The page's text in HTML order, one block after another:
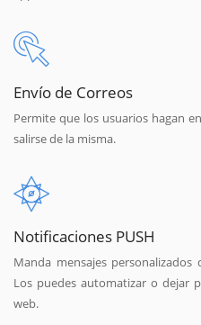
Envío de Correos
Permite que los usuarios hagan
salirse de la misma.
Notificaciones PUSH
Manda mensajes
Los puedes automatizar o dejar
web.